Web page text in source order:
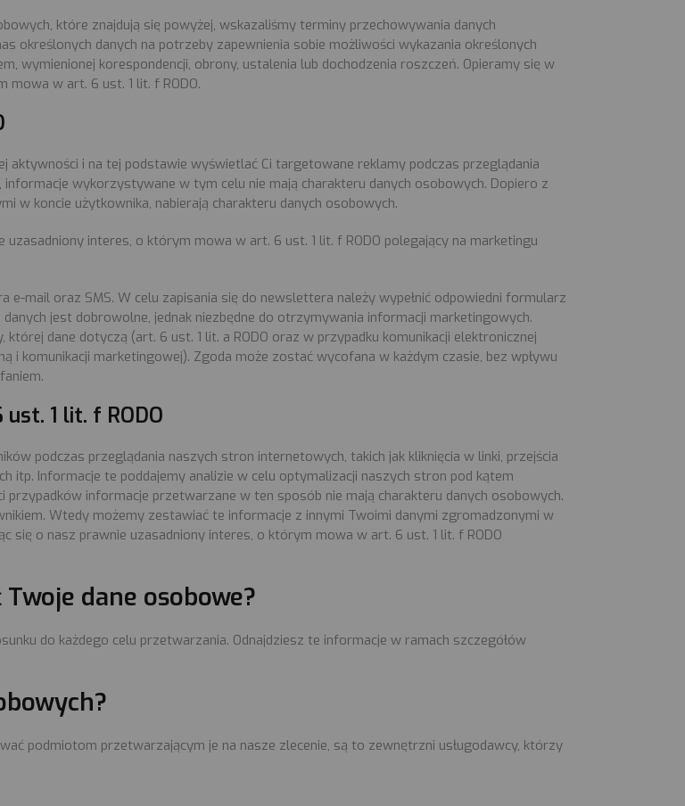
które znajdują się powyżej, wskazaliśmy terminy przechowywania danych
określonych danych na potrzeby zapewnienia sobie możliwości wykazania określonych
wymienionej korespondencji, obrony, ustalenia lub dochodzenia roszczeń. Opieramy się w
w art. 6 ust. 1 lit. f RODO.
i na tej podstawie wyświetlać Ci targetowane reklamy podczas przeglądania
wykorzystywane w tym celu nie mają charakteru danych osobowych. Dopiero z
w koncie użytkownika, nabierają charakteru danych osobowych.
uzasadniony interes, o którym mowa w art. 6 ust. 1 lit. f RODO polegający na marketingu
mail oraz SMS. W celu zapisania się do newslettera należy wypełnić odpowiedni formularz
jest dobrowolne, jednak niezbędne do otrzymywania informacji marketingowych.
dane dotyczą (art. 6 ust. 1 lit. a RODO oraz w przypadku komunikacji elektronicznej
i komunikacji marketingowej). Zgoda może zostać wycofana w każdym czasie, bez wpływu
1 lit. f RODO
podczas przeglądania naszych stron internetowych, takich jak kliknięcia w linki, przejścia
itp. Informacje te poddajemy analizie w celu optymalizacji naszych stron pod kątem
przypadków informacje przetwarzane w ten sposób nie mają charakteru danych osobowych.
Wtedy możemy zestawiać te informacje z innymi Twoimi danymi zgromadzonymi w
się o nasz prawnie uzasadniony interes, o którym mowa w art. 6 ust. 1 lit. f RODO
dane osobowe?
do każdego celu przetwarzania. Odnajdziesz te informacje w ramach szczegółów
podmiotom przetwarzającym je na nasze zlecenie, są to zewnętrzni usługodawcy, którzy